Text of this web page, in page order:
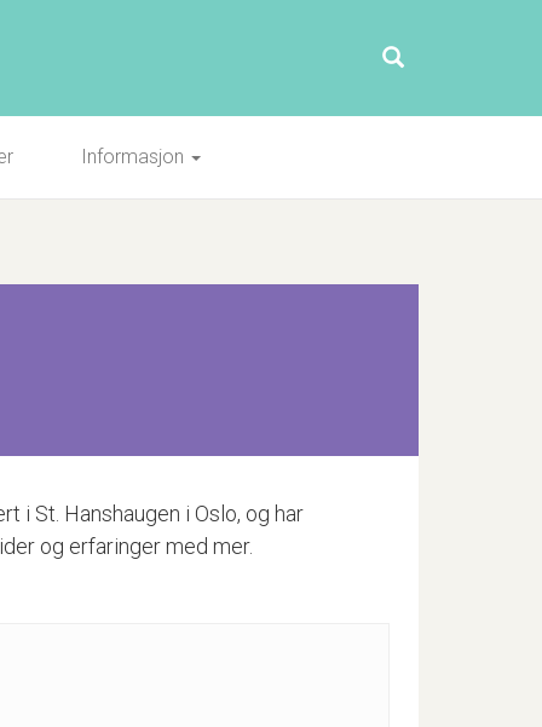
Informasjon
i St. Hanshaugen i Oslo, og har
og erfaringer med mer.